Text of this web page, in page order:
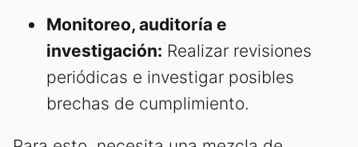
Monitoreo, auditoría e
investigación: Realizar revisiones
periódicas e investigar posibles
brechas de cumplimiento.